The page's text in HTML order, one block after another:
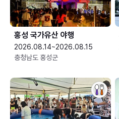
홍성 국가유산 야행
2026.08.14~2026.08.15
충청남도 홍성군